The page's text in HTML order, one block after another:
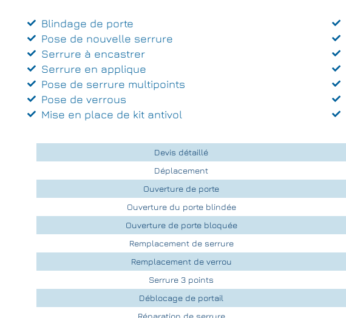
Blindage de porte
Pose de nouvelle serrure
Serrure à encastrer
Serrure en applique
Pose de serrure multipoints
Pose de verrous
Mise en place de kit antivol
Devis détaillé
Déplacement
Ouverture de porte
Ouverture du porte blindée
Ouverture de porte bloquée
Remplacement de serrure
Remplacement de verrou
Serrure 3 points
Déblocage de portail
Réparation de serrure